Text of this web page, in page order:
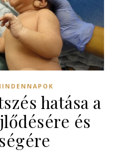
hatása a
és